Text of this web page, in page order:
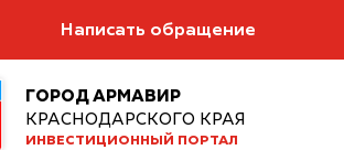
Написать обращение
ГОРОД АРМАВИР
КРАСНОДАРСКОГО КРАЯ
ИНВЕСТИЦИОННЫЙ ПОРТАЛ